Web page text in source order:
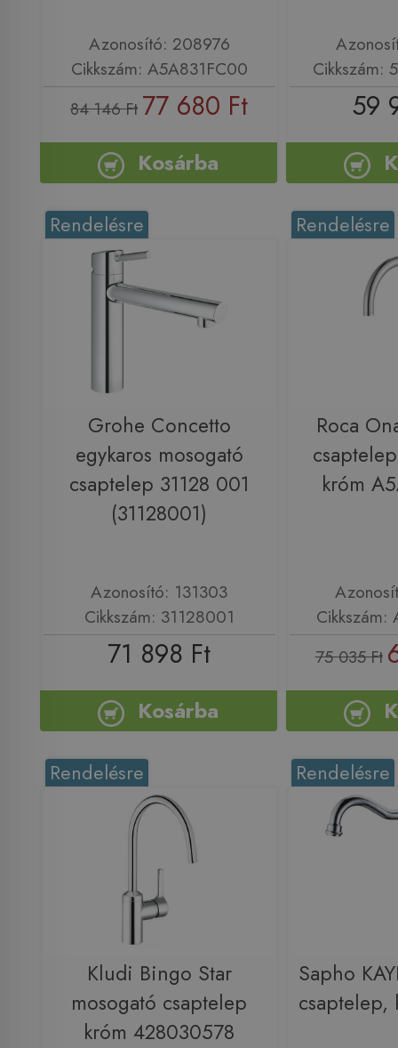
Azonosító: 208976
Cikkszám: A5A831FC00
84 146 Ft 77 680 Ft
Kosárba
Cikkszám:
59
Rendelésre
Grohe Concetto
egykaros mosogató
csaptelep 31128 001
(31128001)
Azonosító: 131303
Cikkszám: 31128001
71 898 Ft
Kosárba
Rendelésre
Roca
króm
Cikkszám:
75 035 Ft
Rendelésre
Kludi Bingo Star
mosogató csaptelep
króm 428030578
Rendelésre
Sapho
csaptelep,